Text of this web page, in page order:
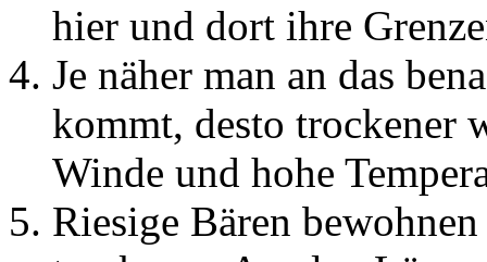
hier und dort ihre
Je näher man an das
kommt, desto trockener
Winde und hohe
Riesige Bären